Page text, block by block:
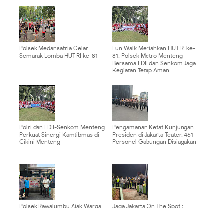
Polsek Medansatria Gelar
Semarak Lomba HUT RI ke-81
Fun Walk Meriahkan HUT RI ke-
81, Polsek Metro Menteng
Bersama LDII dan Senkom Jaga
Kegiatan Tetap Aman
Polri dan LDII-Senkom Menteng
Perkuat Sinergi Kamtibmas di
Cikini Menteng
Pengamanan Ketat Kunjungan
Presiden di Jakarta Teater, 461
Personel Gabungan Disiagakan
Polsek Rawalumbu Ajak Warga Jaga Jakarta On The Spot :